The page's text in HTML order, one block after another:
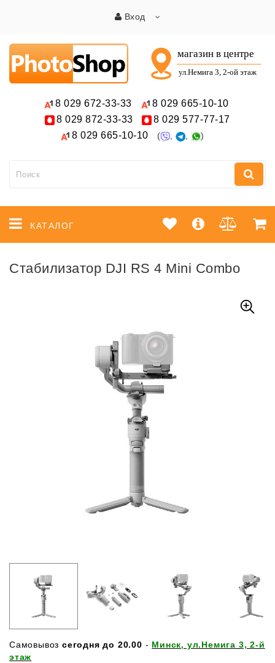
Вход
8 029 672-33-33 8 029 665-10-10
8 029 872-33-33 8 029 577-77-17
8 029 665-10-10 ( , , )
КАТАЛОГ
Стабилизатор DJI RS 4 Mini Combo
Самовывоз сегодня до 20.00 - Минск, ул.Немига 3, 2-й
этаж